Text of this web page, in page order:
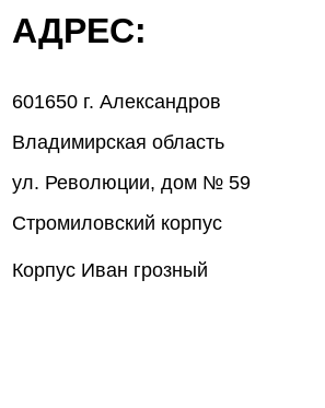
АДРЕС:
601650 г. Александров
Владимирская область
ул. Революции, дом № 59
Стромиловский корпус
Корпус Иван грозный